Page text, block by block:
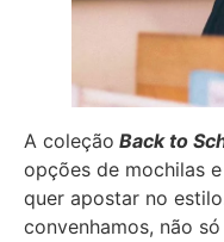
A coleção Back to
opções de mochilas
quer apostar no
convenhamos, não